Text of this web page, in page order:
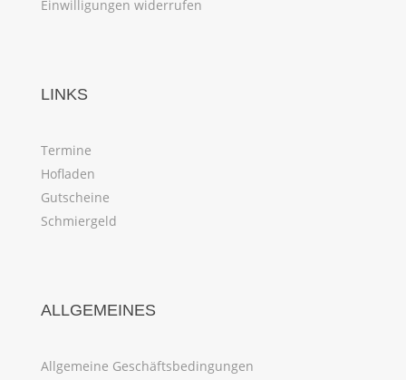
Einwilligungen widerrufen
LINKS
Termine
Hofladen
Gutscheine
Schmiergeld
ALLGEMEINES
Allgemeine Geschäftsbedingungen